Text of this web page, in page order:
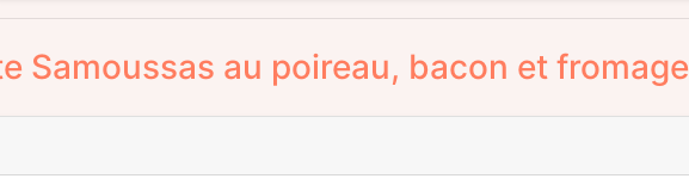
Samoussas au poireau, bacon et fromage